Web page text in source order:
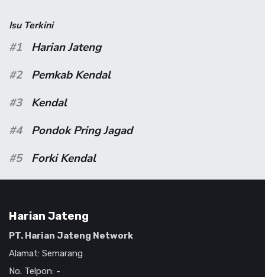
Isu Terkini
#1
Harian Jateng
#2
Pemkab Kendal
#3
Kendal
#4
Pondok Pring Jagad
#5
Forki Kendal
Harian Jateng
PT. Harian Jateng Network
Alamat: Semarang
No. Telpon: -